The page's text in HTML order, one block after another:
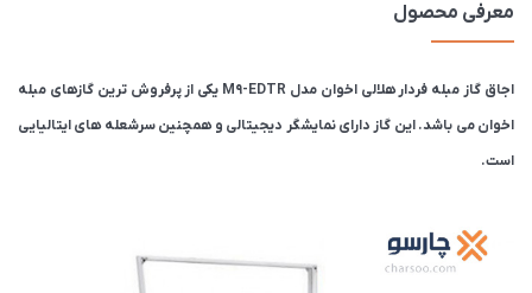
معرفی محصول
اجاق گاز مبله فردار هلالی اخوان مدل M9-EDTR یکی از پرفروش ترین گازهای مبله
اخوان می باشد. این گاز دارای نمایشگر دیجیتالی و همچنین سرشعله های ایتالیایی
است.